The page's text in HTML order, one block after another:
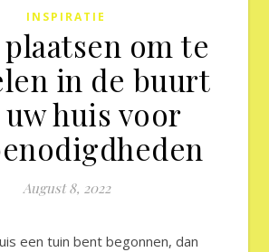
INSPIRATIE
plaatsen om te
in de buurt
uw huis voor
August 8, 2022
een tuin bent begonnen, dan